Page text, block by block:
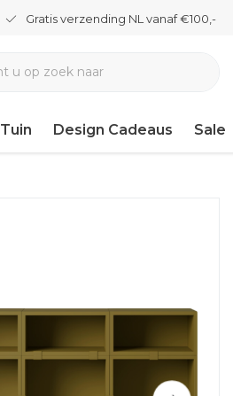
Gratis verzending NL vanaf €100,-
Tuin Design Cadeaus Sale